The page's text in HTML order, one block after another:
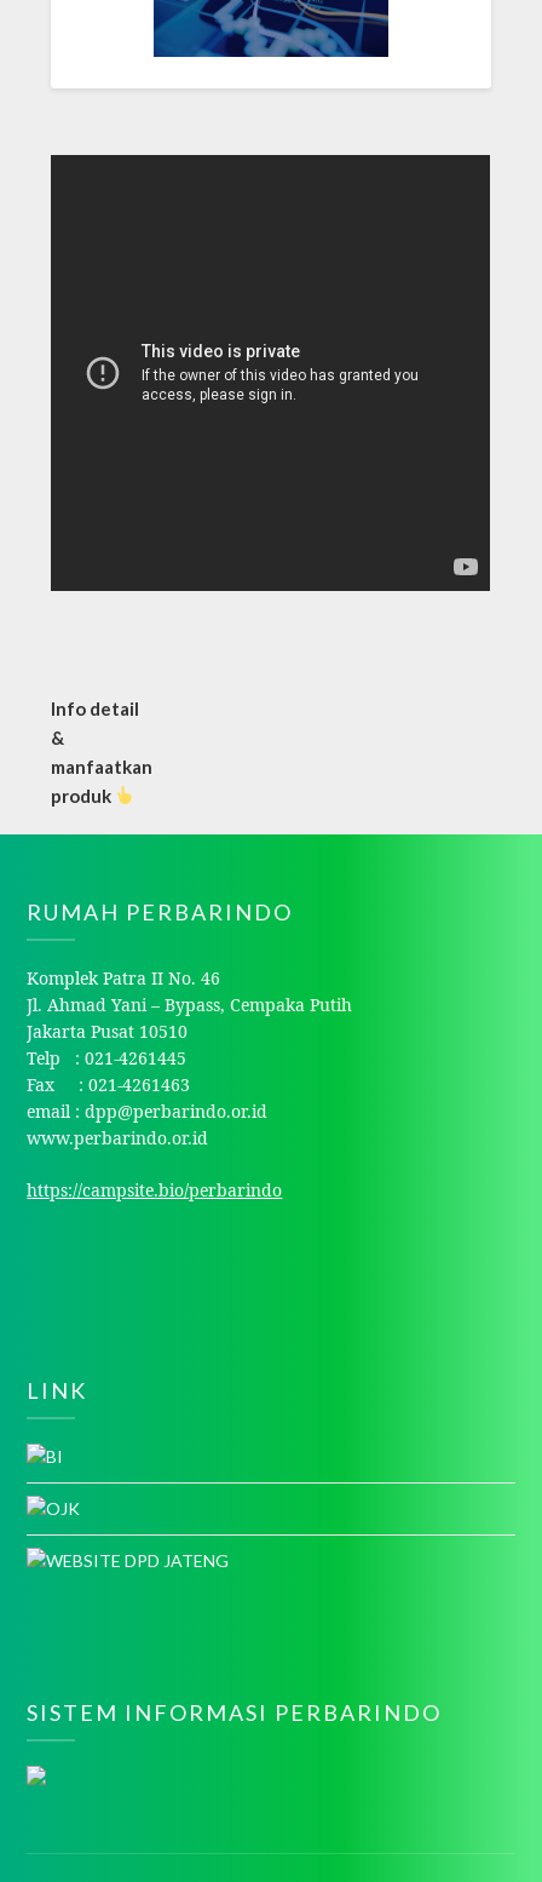
Info detail
&
manfaatkan
produk
RUMAH PERBARINDO
Komplek Patra II No. 46
Jl. Ahmad Yani – Bypass, Cempaka Putih
Jakarta Pusat 10510
Telp : 021-4261445
Fax : 021-4261463
email : dpp@perbarindo.or.id
www.perbarindo.or.id
https://campsite.bio/perbarindo
LINK
SISTEM INFORMASI PERBARINDO